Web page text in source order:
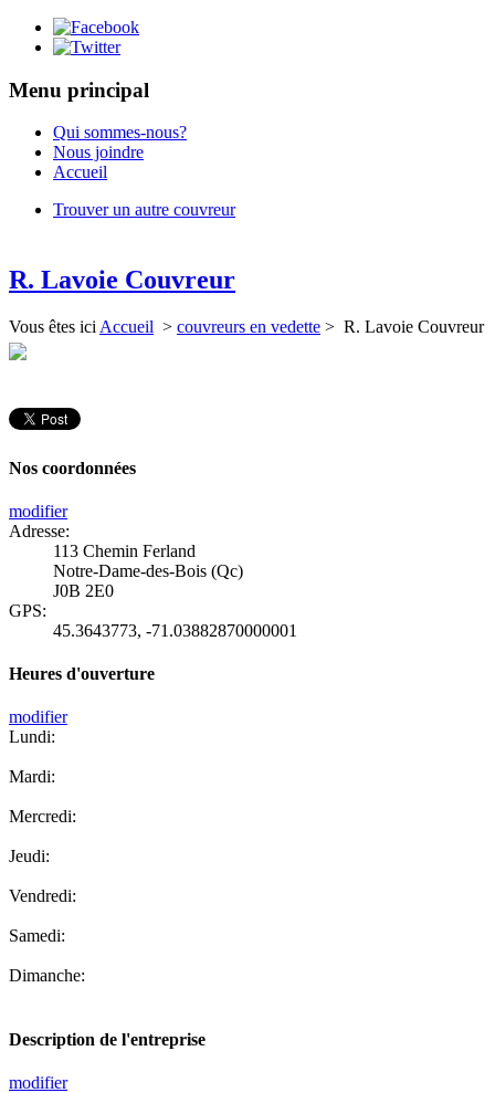
Menu principal
Qui sommes-nous?
Nous joindre
Accueil
Trouver un autre couvreur
R. Lavoie Couvreur
Vous êtes ici Accueil > couvreurs en vedette > R. Lavoie Couvreur
Nos coordonnées
modifier
Adresse:
113 Chemin Ferland
Notre-Dame-des-Bois (Qc)
J0B 2E0
GPS:
45.3643773, -71.03882870000001
Heures d'ouverture
modifier
Lundi:
Mardi:
Mercredi:
Jeudi:
Vendredi:
Samedi:
Dimanche:
Description de l'entreprise
modifier